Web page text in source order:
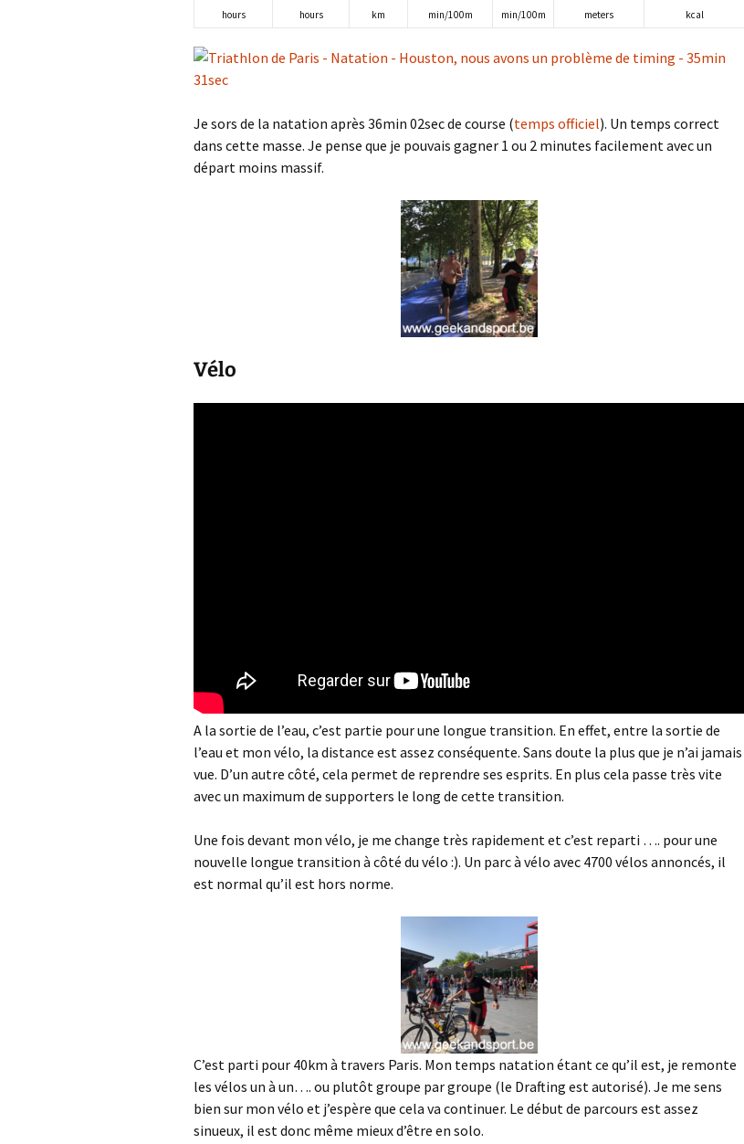
hours hours km min/100m min/100m meters kcal
Je sors de la natation après 36min 02sec de course (temps officiel). Un temps correct
dans cette masse. Je pense que je pouvais gagner 1 ou 2 minutes facilement avec un
départ moins massif.
Vélo
A la sortie de l’eau, c’est partie pour une longue transition. En effet, entre la sortie de
l’eau et mon vélo, la distance est assez conséquente. Sans doute la plus que je n’ai jamais
vue. D’un autre côté, cela permet de reprendre ses esprits. En plus cela passe très vite
avec un maximum de supporters le long de cette transition.
Une fois devant mon vélo, je me change très rapidement et c’est reparti …. pour une
nouvelle longue transition à côté du vélo :). Un parc à vélo avec 4700 vélos annoncés, il
est normal qu’il est hors norme.
C’est parti pour 40km à travers Paris. Mon temps natation étant ce qu’il est, je remonte
les vélos un à un…. ou plutôt groupe par groupe (le Drafting est autorisé). Je me sens
bien sur mon vélo et j’espère que cela va continuer. Le début de parcours est assez
sinueux, il est donc même mieux d’être en solo.